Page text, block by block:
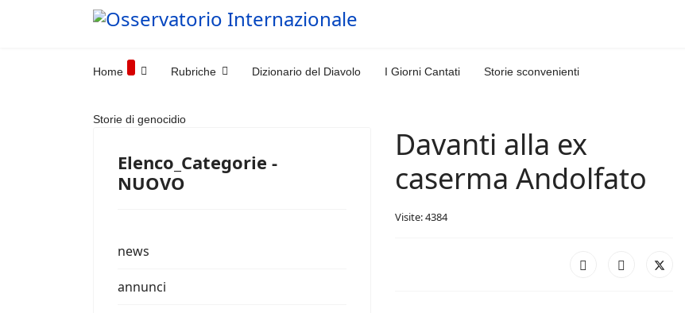
Home Rubriche Dizionario del Diavolo I Giorni Cantati Storie sconvenienti
Storie di genocidio
Elenco_Categorie -
NUOVO
news
annunci
Davanti alla ex
caserma Andolfato
Visite: 4384